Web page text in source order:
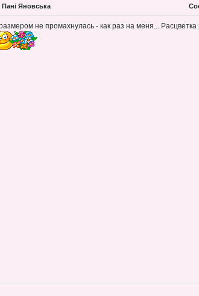
Яновська
не промахнулась - как раз на меня... Расцветка